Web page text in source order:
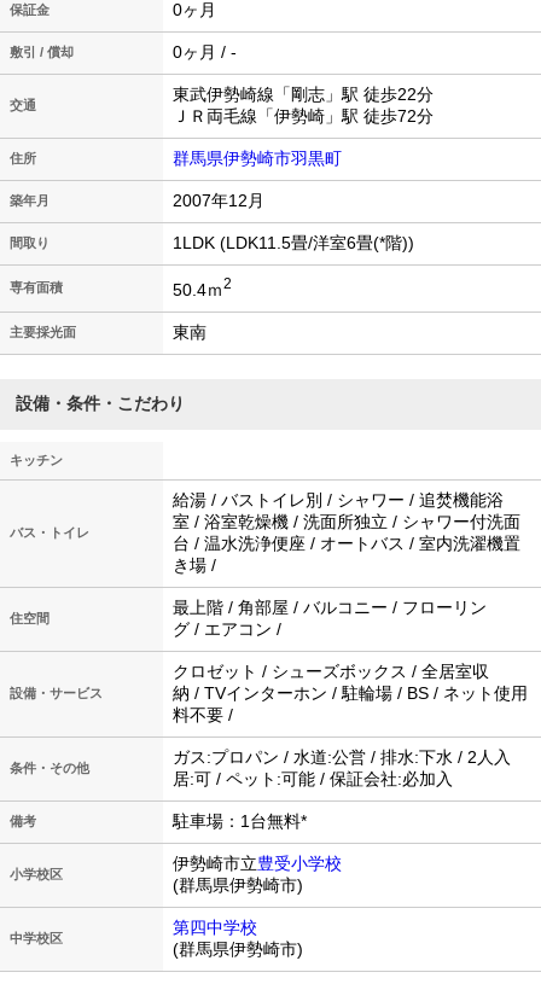
保証金 0ヶ月
敷引 / 償却 0ヶ月 / -
交通
東武伊勢崎線「剛志」駅 徒歩22分
ＪＲ両毛線「伊勢崎」駅 徒歩72分
住所 群馬県伊勢崎市羽黒町
築年月 2007年12月
間取り 1LDK (LDK11.5畳/洋室6畳(*階))
専有面積 50.4ｍ2
主要採光面 東南
設備・条件・こだわり
キッチン
バス・トイレ
給湯 / バストイレ別 / シャワー / 追焚機能浴
室 / 浴室乾燥機 / 洗面所独立 / シャワー付洗面
台 / 温水洗浄便座 / オートバス / 室内洗濯機置
き場 /
住空間
最上階 / 角部屋 / バルコニー / フローリン
グ / エアコン /
設備・サービス
クロゼット / シューズボックス / 全居室収
納 / TVインターホン / 駐輪場 / BS / ネット使用
料不要 /
条件・その他
ガス:プロパン / 水道:公営 / 排水:下水 / 2人入
居:可 / ペット:可能 / 保証会社:必加入
備考 駐車場：1台無料*
小学校区
伊勢崎市立豊受小学校
(群馬県伊勢崎市)
中学校区
第四中学校
(群馬県伊勢崎市)